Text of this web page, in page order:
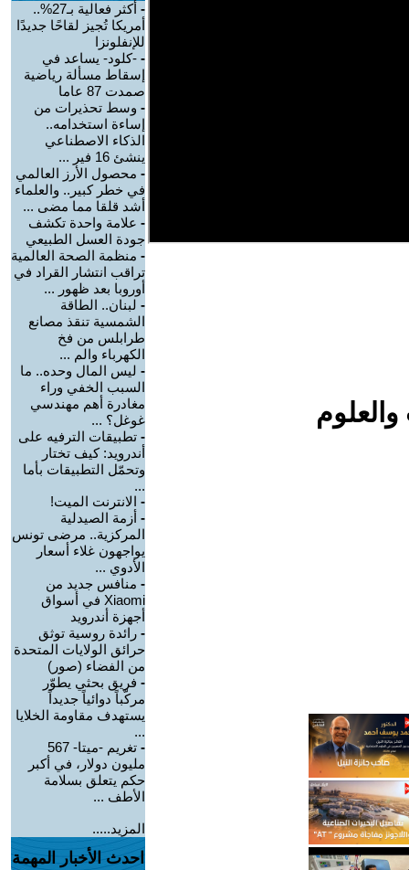
-
أكثر فعالية بـ27%..
أمريكا تُجيز لقاحًا جديدًا
للإنفلونزا
- -كلود- يساعد في
إسقاط مسألة رياضية
صمدت 87 عاما
- وسط تحذيرات من
إساءة استخدامه..
الذكاء الاصطناعي
ينشئ 16 فير ...
- محصول الأرز العالمي
في خطر كبير.. والعلماء
أشد قلقا مما مضى ...
- علامة واحدة تكشف
جودة العسل الطبيعي
- منظمة الصحة العالمية
تراقب انتشار القراد في
أوروبا بعد ظهور ...
- لبنان.. الطاقة
الشمسية تنقذ مصانع
طرابلس من فخ
الكهرباء والم ...
- ليس المال وحده.. ما
السبب الخفي وراء
مغادرة أهم مهندسي
غوغل؟ ...
- تطبيقات الترفيه على
أندرويد: كيف تختار
وتحمّل التطبيقات بأما
...
- الانترنت الميت!
- أزمة الصيدلية
المركزية.. مرضى تونس
يواجهون غلاء أسعار
الأدوي ...
- منافس جديد من
Xiaomi في أسواق
أجهزة أندرويد
- رائدة روسية توثق
حرائق الولايات المتحدة
من الفضاء (صور)
- فريق بحثي يطوّر
مركّباً دوائياً جديداً
يستهدف مقاومة الخلايا
...
-
تغريم -ميتا- 567
مليون دولار، في أكبر
حكم يتعلق بسلامة
الأطف ...
المزيد.....
احدث الأخبار المهمة